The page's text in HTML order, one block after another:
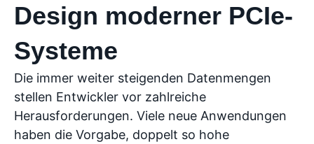
Design moderner PCIe-
Systeme
Die immer weiter steigenden Datenmengen
stellen Entwickler vor zahlreiche
Herausforderungen. Viele neue Anwendungen
haben die Vorgabe, doppelt so hohe